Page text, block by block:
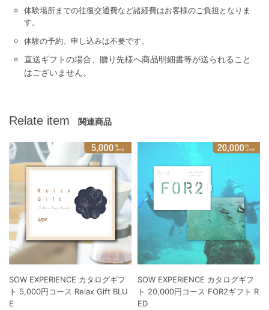
体験場所までの往復交通費など諸経費はお客様のご負担となりま
す。
体験の予約、申し込みは不要です。
直送ギフトの場合、贈り先様へ商品明細書等が送られること
はございません。
Relate item 関連商品
SOW EXPERIENCE カタログギフ
ト 5,000円コース Relax Gift BLU
E
SOW EXPERIENCE カタログギフ
ト 20,000円コース FOR2ギフト R
ED